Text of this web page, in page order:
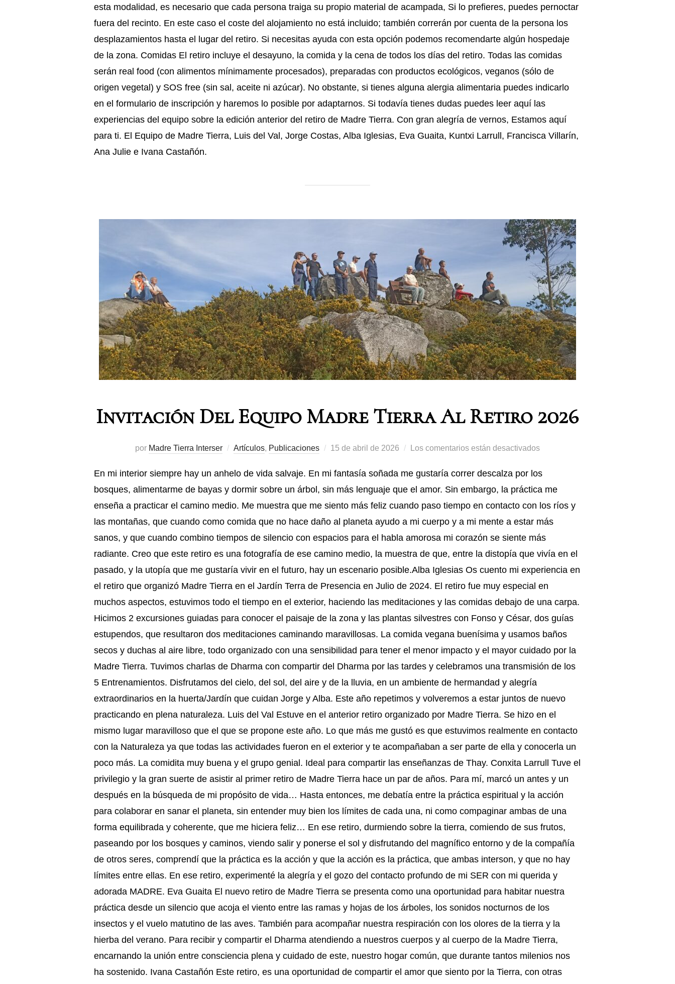
esta modalidad, es necesario que cada persona traiga su propio material de acampada, Si lo prefieres, puedes pernoctar
fuera del recinto. En este caso el coste del alojamiento no está incluido; también correrán por cuenta de la persona los
desplazamientos hasta el lugar del retiro. Si necesitas ayuda con esta opción podemos recomendarte algún hospedaje
de la zona. Comidas El retiro incluye el desayuno, la comida y la cena de todos los días del retiro. Todas las comidas
serán real food (con alimentos mínimamente procesados), preparadas con productos ecológicos, veganos (sólo de
origen vegetal) y SOS free (sin sal, aceite ni azúcar). No obstante, si tienes alguna alergia alimentaria puedes indicarlo
en el formulario de inscripción y haremos lo posible por adaptarnos. Si todavía tienes dudas puedes leer aquí las
experiencias del equipo sobre la edición anterior del retiro de Madre Tierra. Con gran alegría de vernos, Estamos aquí
para ti. El Equipo de Madre Tierra, Luis del Val, Jorge Costas, Alba Iglesias, Eva Guaita, Kuntxi Larrull, Francisca Villarín,
Ana Julie e Ivana Castañón.
Invitación Del Equipo Madre Tierra Al Retiro 2026
por Madre Tierra Interser Artículos, Publicaciones 15 de abril de 2026 Los comentarios están desactivados
En mi interior siempre hay un anhelo de vida salvaje. En mi fantasía soñada me gustaría correr descalza por los
bosques, alimentarme de bayas y dormir sobre un árbol, sin más lenguaje que el amor. Sin embargo, la práctica me
enseña a practicar el camino medio. Me muestra que me siento más feliz cuando paso tiempo en contacto con los ríos y
las montañas, que cuando como comida que no hace daño al planeta ayudo a mi cuerpo y a mi mente a estar más
sanos, y que cuando combino tiempos de silencio con espacios para el habla amorosa mi corazón se siente más
radiante. Creo que este retiro es una fotografía de ese camino medio, la muestra de que, entre la distopía que vivía en el
pasado, y la utopía que me gustaría vivir en el futuro, hay un escenario posible.Alba Iglesias Os cuento mi experiencia en
el retiro que organizó Madre Tierra en el Jardín Terra de Presencia en Julio de 2024. El retiro fue muy especial en
muchos aspectos, estuvimos todo el tiempo en el exterior, haciendo las meditaciones y las comidas debajo de una carpa.
Hicimos 2 excursiones guiadas para conocer el paisaje de la zona y las plantas silvestres con Fonso y César, dos guías
estupendos, que resultaron dos meditaciones caminando maravillosas. La comida vegana buenísima y usamos baños
secos y duchas al aire libre, todo organizado con una sensibilidad para tener el menor impacto y el mayor cuidado por la
Madre Tierra. Tuvimos charlas de Dharma con compartir del Dharma por las tardes y celebramos una transmisión de los
5 Entrenamientos. Disfrutamos del cielo, del sol, del aire y de la lluvia, en un ambiente de hermandad y alegría
extraordinarios en la huerta/Jardín que cuidan Jorge y Alba. Este año repetimos y volveremos a estar juntos de nuevo
practicando en plena naturaleza. Luis del Val Estuve en el anterior retiro organizado por Madre Tierra. Se hizo en el
mismo lugar maravilloso que el que se propone este año. Lo que más me gustó es que estuvimos realmente en contacto
con la Naturaleza ya que todas las actividades fueron en el exterior y te acompañaban a ser parte de ella y conocerla un
poco más. La comidita muy buena y el grupo genial. Ideal para compartir las enseñanzas de Thay. Conxita Larrull Tuve el
privilegio y la gran suerte de asistir al primer retiro de Madre Tierra hace un par de años. Para mí, marcó un antes y un
después en la búsqueda de mi propósito de vida… Hasta entonces, me debatía entre la práctica espiritual y la acción
para colaborar en sanar el planeta, sin entender muy bien los límites de cada una, ni como compaginar ambas de una
forma equilibrada y coherente, que me hiciera feliz… En ese retiro, durmiendo sobre la tierra, comiendo de sus frutos,
paseando por los bosques y caminos, viendo salir y ponerse el sol y disfrutando del magnífico entorno y de la compañía
de otros seres, comprendí que la práctica es la acción y que la acción es la práctica, que ambas interson, y que no hay
límites entre ellas. En ese retiro, experimenté la alegría y el gozo del contacto profundo de mi SER con mi querida y
adorada MADRE. Eva Guaita El nuevo retiro de Madre Tierra se presenta como una oportunidad para habitar nuestra
práctica desde un silencio que acoja el viento entre las ramas y hojas de los árboles, los sonidos nocturnos de los
insectos y el vuelo matutino de las aves. También para acompañar nuestra respiración con los olores de la tierra y la
hierba del verano. Para recibir y compartir el Dharma atendiendo a nuestros cuerpos y al cuerpo de la Madre Tierra,
encarnando la unión entre consciencia plena y cuidado de este, nuestro hogar común, que durante tantos milenios nos
ha sostenido. Ivana Castañón Este retiro, es una oportunidad de compartir el amor que siento por la Tierra, con otras